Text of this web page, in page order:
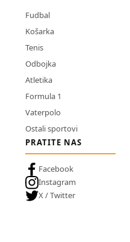
Fudbal
Košarka
Tenis
Odbojka
Atletika
Formula 1
Vaterpolo
Ostali sportovi
PRATITE NAS
Facebook
Instagram
X / Twitter